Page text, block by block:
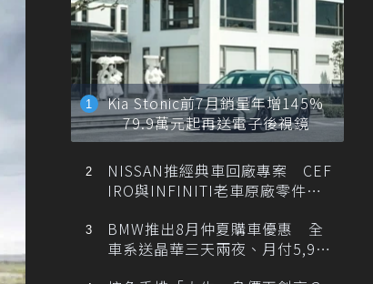
Kia Stonic前7月銷量年增145%
79.9萬元起再送電子後視鏡
NISSAN推經典車回廠專案 CEF
IRO與INFINITI老車原廠零件最
BMW推出8月仲夏購車優惠 全
車系送晶華三天兩夜、月付5,900